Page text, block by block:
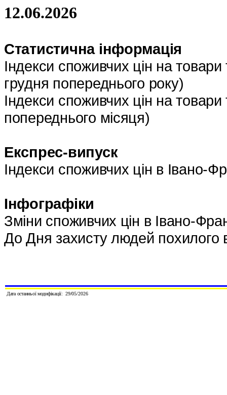
12.06.2026
Статистична інформація
Індекси споживчих цін на
грудня попереднього року)
Індекси споживчих цін на
попереднього місяця)
Експрес-випуск
Індекси споживчих цін в Івано-
Інфографіки
Зміни споживчих цін в Івано-
До Дня захисту людей похилого
Дата останньої модифікації: 29/05/2026